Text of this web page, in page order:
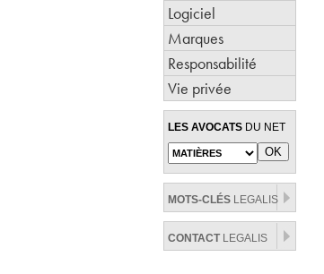
Logiciel
Marques
Responsabilité
Vie privée
LES AVOCATS DU NET
MOTS-CLÉS LEGALIS
CONTACTLEGALIS